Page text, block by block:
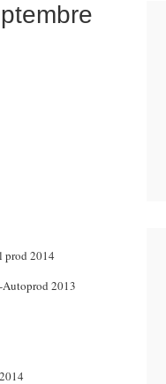
prod 2014
2013